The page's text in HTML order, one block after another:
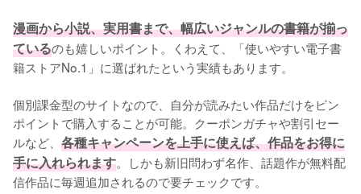
漫画から小説、実用書まで、幅広いジャンルの書籍が揃っ
ているのも嬉しいポイント。くわえて、「使いやすい電子書
籍ストアNo.1」に選ばれたという実績もあります。
個別課金型のサイトなので、自分が読みたい作品だけをピン
ポイントで購入することが可能。クーポンガチャや割引セー
ルなど、 各種キャンペーンを上手に使えば、作品をお得に
手に入れられます。しかも新旧問わず名作、話題作が無料配
信作品に毎週追加されるので要チェックです。